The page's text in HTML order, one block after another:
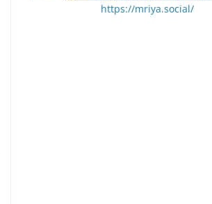
https://mriya.social/